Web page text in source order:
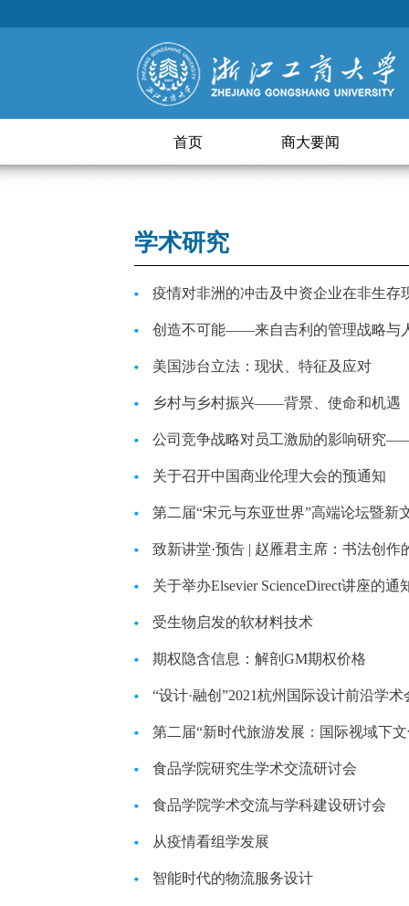
首页 商大要闻
学术研究
疫情对非洲的冲击及中资企业在非生
创造不可能——来自吉利的管理战略与
美国涉台立法：现状、特征及应对
乡村与乡村振兴——背景、使命和机遇
公司竞争战略对员工激励的影响研究
关于召开中国商业伦理大会的预通知
第二届“宋元与东亚世界”高端论坛暨新
致新讲堂·预告 | 赵雁君主席：书法创作
关于举办Elsevier ScienceDirect讲座的通
受生物启发的软材料技术
期权隐含信息：解剖GM期权价格
“设计·融创”2021杭州国际设计前沿学术
第二届“新时代旅游发展：国际视域下
食品学院研究生学术交流研讨会
食品学院学术交流与学科建设研讨会
从疫情看组学发展
智能时代的物流服务设计